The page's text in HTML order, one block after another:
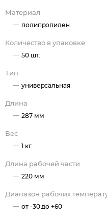
Материал
полипропилен
Количество в упаковке
50 шт.
Тип
универсальная
Длина
287 мм
Вес
1 кг
Длина рабочей части
220 мм
Диапазон рабочих
от -30 до +60